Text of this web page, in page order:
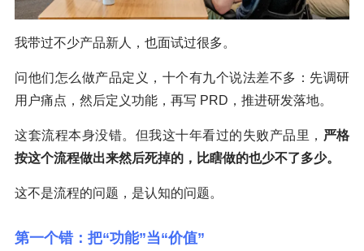
我带过不少产品新人，也面试过很多。
问他们怎么做产品定义，十个有九个说法差不多：先调研
用户痛点，然后定义功能，再写 PRD，推进研发落地。
这套流程本身没错。但我这十年看过的失败产品里， 严格
按这个流程做出来然后死掉的，比瞎做的也少不了多少。
这不是流程的问题，是认知的问题。
第一个错：把“功能”当“价值”